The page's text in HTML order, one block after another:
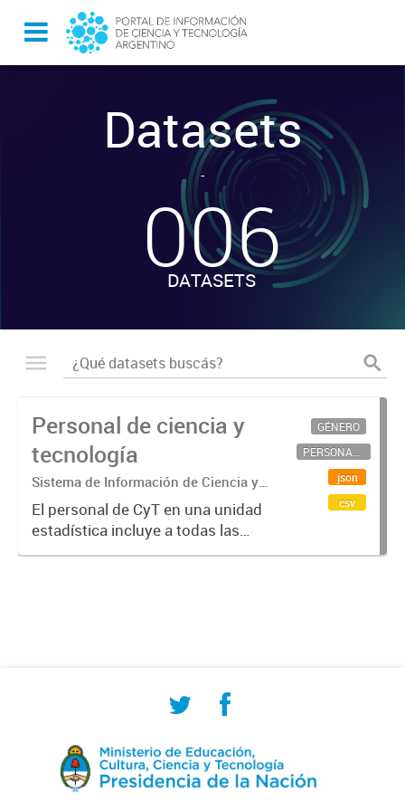
Datasets
-
006
DATASETS
Personal de ciencia y
tecnología
Sistema de Información de Ciencia y
Tecnología Argentino (SICYTAR)
El personal de CyT en una unidad
estadística incluye a todas las
personas involucradas
GÉNERO
PERSONAL CIENTÍFICO-TECNOLÓGICO
json
csv